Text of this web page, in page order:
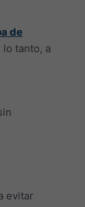
de
tanto, a
evitar